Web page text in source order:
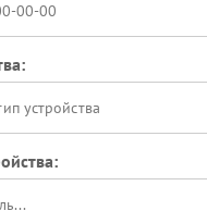
устройства